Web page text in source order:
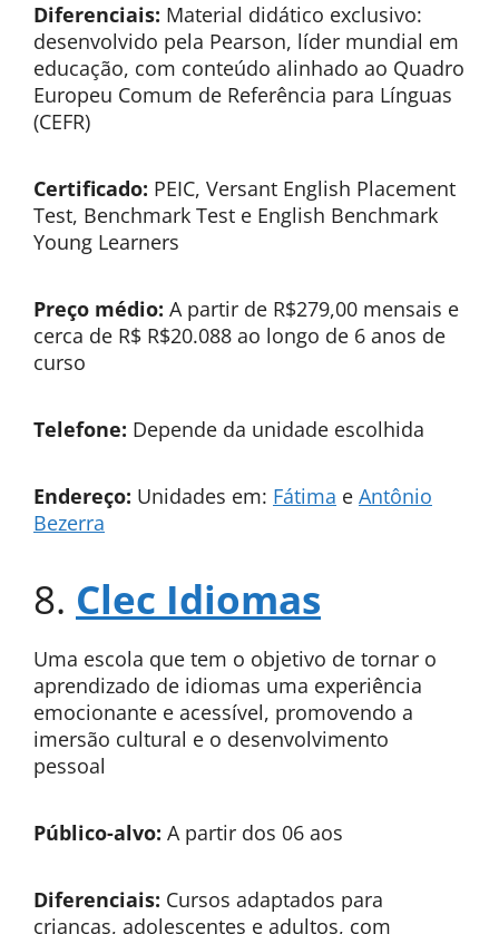
Diferenciais: Material didático exclusivo:
desenvolvido pela Pearson, líder mundial em
educação, com conteúdo alinhado ao Quadro
Europeu Comum de Referência para Línguas
(CEFR)
Certificado: PEIC, Versant English Placement
Test, Benchmark Test e English Benchmark
Young Learners
Preço médio: A partir de R$279,00 mensais e
cerca de R$ R$20.088 ao longo de 6 anos de
curso
Telefone: Depende da unidade escolhida
Endereço: Unidades em: Fátima e Antônio
Bezerra
8. Clec Idiomas
Uma escola que tem o objetivo de tornar o
aprendizado de idiomas uma experiência
emocionante e acessível, promovendo a
imersão cultural e o desenvolvimento
pessoal
Público-alvo: A partir dos 06 aos
Diferenciais: Cursos adaptados para
crianças, adolescentes e adultos, com